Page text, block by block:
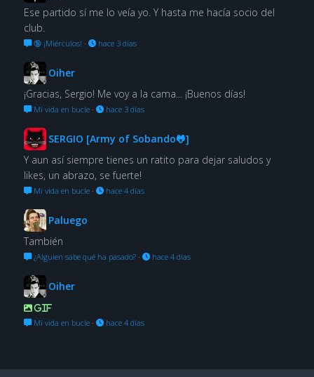
Ese partido sí me lo veía yo. Y hasta me hacía socio del
club.
🔞 ¡Miérculos! · hace 3 días
Oiher
¡Gracias, Sergio! Me voy a la cama... ¡Buenos días!
Mi vida en bucle· hace 3 días
SERGIO [Army of Sobando🐸]
Y aun así siempre tienes un ratito para dejar saludos y
likes, un abrazo, se fuerte!
Mi vida en bucle· hace 4 días
Paluego
También
¿Alguien sabe qué ha pasado?· hace 4 días
Oiher
GIF
Mi vida en bucle· hace 4 días